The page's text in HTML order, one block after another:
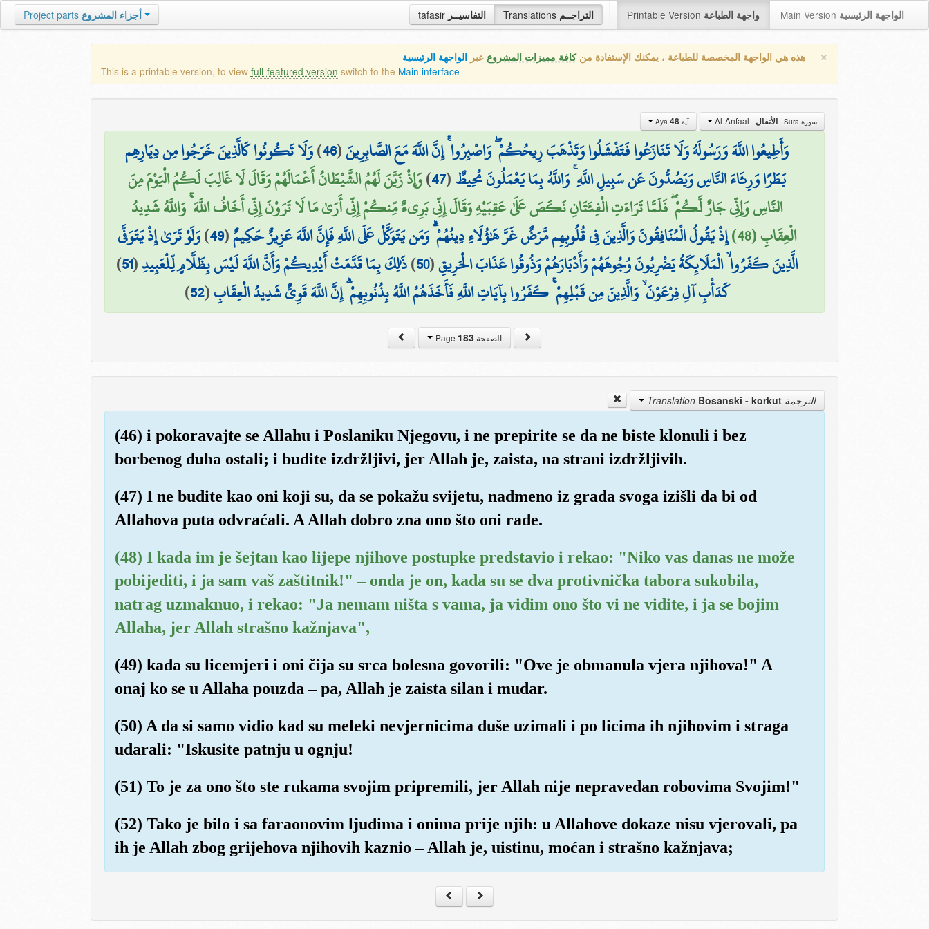
tafasir التفاسيــر Translations التراجــم Printable Version واجهة الطباعة Main Version الواجهة الرئيسية Project parts أجزاء المشروع
× هذه هي الواجهة المخصصة للطباعة ، يمكنك الإستفادة منكافة مميزات المشروع عبر الواجهة الرئيسية
This is a printable version, to view full-featured version switch to the Main interface
سورة Sura الأنفال آية Aya 48
وَأَطِيعُوا اللَّهَ وَرَسُولَهُ وَلَا تَنَازَعُوا فَتَفْشَلُوا وَتَذْهَبَ رِيحُكُمْ ۖ وَاصْبِرُوا ۚ إِنَّ اللَّهَ مَعَ الصَّابِرِينَ(
46
)وَلَا تَكُونُوا كَالَّذِينَ خَرَجُوا مِن دِيَارِهِم
بَطَرًا وَرِئَاءَ النَّاسِ وَيَصُدُّونَ عَن سَبِيلِ اللَّهِ ۚ وَاللَّهُ بِمَا يَعْمَلُونَ مُحِيطٌ(
47
)وَإِذْ زَيَّنَ لَهُمُ الشَّيْطَانُ أَعْمَالَهُمْ وَقَالَ لَا غَالِبَ لَكُمُ الْيَوْمَ مِنَ
النَّاسِ وَإِنِّي جَارٌ لَّكُمْ ۖ فَلَمَّا تَرَاءَتِ الْفِئَتَانِ نَكَصَ عَلَىٰ عَقِبَيْهِ وَقَالَ إِنِّي بَرِيءٌ مِّنكُمْ إِنِّي أَرَىٰ مَا لَا تَرَوْنَ إِنِّي أَخَافُ اللَّهَ ۚ وَاللَّهُ شَدِيدُ
الْعِقَابِ (48)
إِذْ يَقُولُ الْمُنَافِقُونَ وَالَّذِينَ فِي قُلُوبِهِم مَّرَضٌ غَرَّ هَٰؤُلَاءِ دِينُهُمْ ۗ وَمَن يَتَوَكَّلْ عَلَى اللَّهِ فَإِنَّ اللَّهَ عَزِيزٌ حَكِيمٌ(
49
)وَلَوْ تَرَىٰ إِذْ يَتَوَفَّى
الَّذِينَ كَفَرُوا ۙ الْمَلَائِكَةُ يَضْرِبُونَ وُجُوهَهُمْ وَأَدْبَارَهُمْ وَذُوقُوا عَذَابَ الْحَرِيقِ(
50
)ذَٰلِكَ بِمَا قَدَّمَتْ أَيْدِيكُمْ وَأَنَّ اللَّهَ لَيْسَ بِظَلَّامٍ لِّلْعَبِيدِ(
51
)
كَدَأْبِ آلِ فِرْعَوْنَ ۙ وَالَّذِينَ مِن قَبْلِهِمْ ۚ كَفَرُوا بِآيَاتِ اللَّهِ فَأَخَذَهُمُ اللَّهُ بِذُنُوبِهِمْ ۗ إِنَّ اللَّهَ قَوِيٌّ شَدِيدُ الْعِقَابِ(
52
)
الصفحة Page183
الترجمة Translation Bosanski - korkut
(46) i pokoravajte se Allahu i Poslaniku Njegovu, i ne prepirite se da ne biste klonuli i bez
borbenog duha ostali; i budite izdržljivi, jer Allah je, zaista, na strani izdržljivih.
(47) I ne budite kao oni koji su, da se pokažu svijetu, nadmeno iz grada svoga izišli da bi od
Allahova puta odvraćali. A Allah dobro zna ono što oni rade.
(48) I kada im je šejtan kao lijepe njihove postupke predstavio i rekao: "Niko vas danas ne može
pobijediti, i ja sam vaš zaštitnik!" – onda je on, kada su se dva protivnička tabora sukobila,
natrag uzmaknuo, i rekao: "Ja nemam ništa s vama, ja vidim ono što vi ne vidite, i ja se bojim
Allaha, jer Allah strašno kažnjava",
(49) kada su licemjeri i oni čija su srca bolesna govorili: "Ove je obmanula vjera njihova!" A
onaj ko se u Allaha pouzda – pa, Allah je zaista silan i mudar.
(50) A da si samo vidio kad su meleki nevjernicima duše uzimali i po licima ih njihovim i straga
udarali: "Iskusite patnju u ognju!
(51) To je za ono što ste rukama svojim pripremili, jer Allah nije nepravedan robovima Svojim!"
(52) Tako je bilo i sa faraonovim ljudima i onima prije njih: u Allahove dokaze nisu vjerovali, pa
ih je Allah zbog grijehova njihovih kaznio – Allah je, uistinu, moćan i strašno kažnjava;